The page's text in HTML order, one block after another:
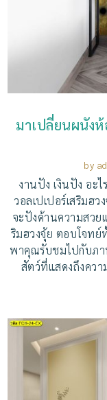
มาเปลี่ยนผนังห้
by
งานปัง เงินปัง อะ
วอลเปเปอร์เสริมฮ
จะปังด้านความสวย
ริมฮวงจุ้ย ตอบโจท
พาคุณรับชมไปกับภา
สัตว์ที่แสดงถึงคว